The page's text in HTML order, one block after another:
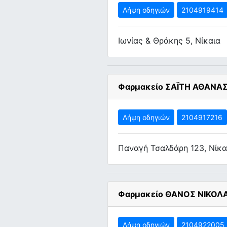
Λήψη οδηγιών 2104919414
Ιωνίας & Θράκης 5, Νίκαια
Φαρμακείο ΣΑΪΤΗ
Λήψη οδηγιών 2104917216
Παναγή Τσαλδάρη 123,
Φαρμακείο ΘΑΝΟΣ
Λήψη οδηγιών 2104922005